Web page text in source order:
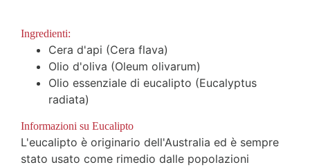
Ingredienti:
Cera d'api (Cera flava)
Olio d'oliva (Oleum olivarum)
Olio essenziale di eucalipto (Eucalyptus
radiata)
Informazioni su Eucalipto
L'eucalipto è originario dell'Australia ed è sempre
stato usato come rimedio dalle popolazioni